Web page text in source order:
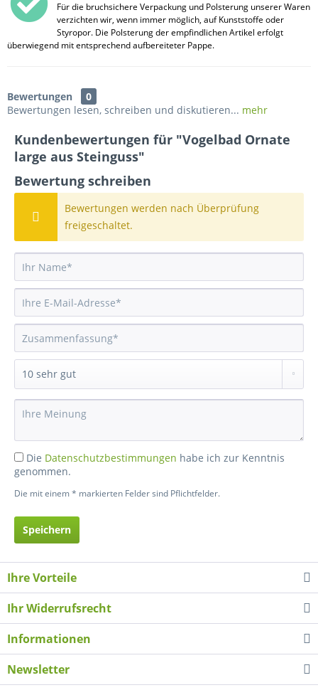
Für die bruchsichere Verpackung und Polsterung unserer Waren
verzichten wir, wenn immer möglich, auf Kunststoffe oder
Styropor. Die Polsterung der empfindlichen Artikel erfolgt
überwiegend mit entsprechend aufbereiteter Pappe.
Bewertungen
0
Bewertungen lesen, schreiben und diskutieren... mehr
Kundenbewertungen für "Vogelbad Ornate
large aus Steinguss"
Bewertung schreiben
Bewertungen werden nach Überprüfung
freigeschaltet.
Die Datenschutzbestimmungen habe ich zur Kenntnis
genommen.
Die mit einem * markierten Felder sind Pflichtfelder.
Speichern
Ihre Vorteile
Ihr Widerrufsrecht
Informationen
Newsletter